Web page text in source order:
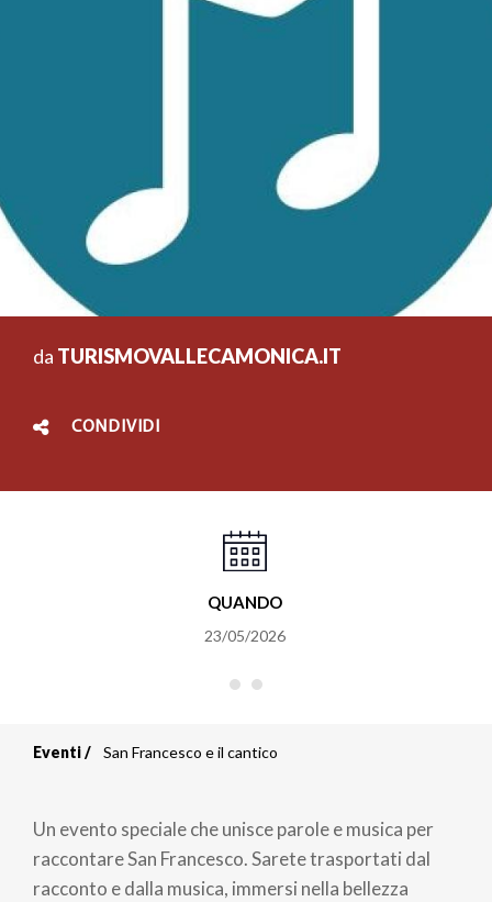
da TURISMOVALLECAMONICA.IT
CONDIVIDI
QUANDO
23/05/2026
di
pane
Eventi San Francesco e il cantico
Un evento speciale che unisce parole e musica per
raccontare San Francesco. Sarete trasportati dal
racconto e dalla musica, immersi nella bellezza